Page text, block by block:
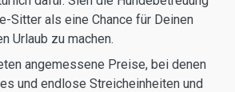
Sitter als eine Chance für Deinen
Urlaub zu machen.
angemessene Preise, bei denen
und endlose Streicheinheiten und